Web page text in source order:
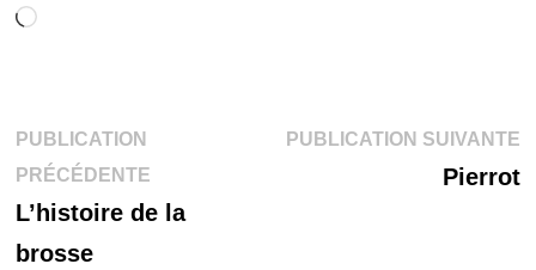
Chargement…
Navigation
de
l’article
PUBLICATION
PRÉCÉDENTEPublication
précédente :
L’histoire de la
brosse
PUBLICATION SUIVANTE
Pierrot